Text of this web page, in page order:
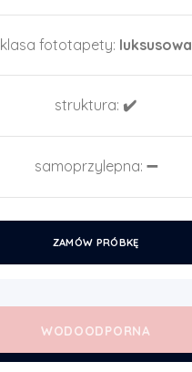
klasa fototapety: luksusowa
struktura: ✔️
samoprzylepna: ➖
ZAMÓW PRÓBKĘ
WODOODPORNA